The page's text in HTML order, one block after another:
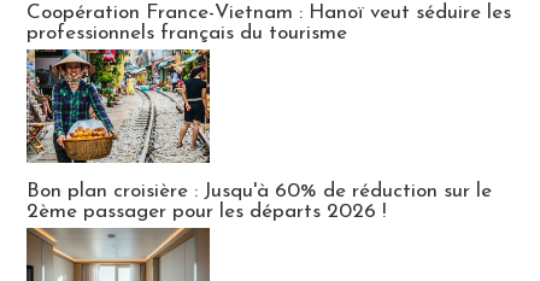
Coopération France-Vietnam : Hanoï veut séduire les
professionnels français du tourisme
Bon plan croisière : Jusqu'à 60% de réduction sur le
2ème passager pour les départs 2026 !